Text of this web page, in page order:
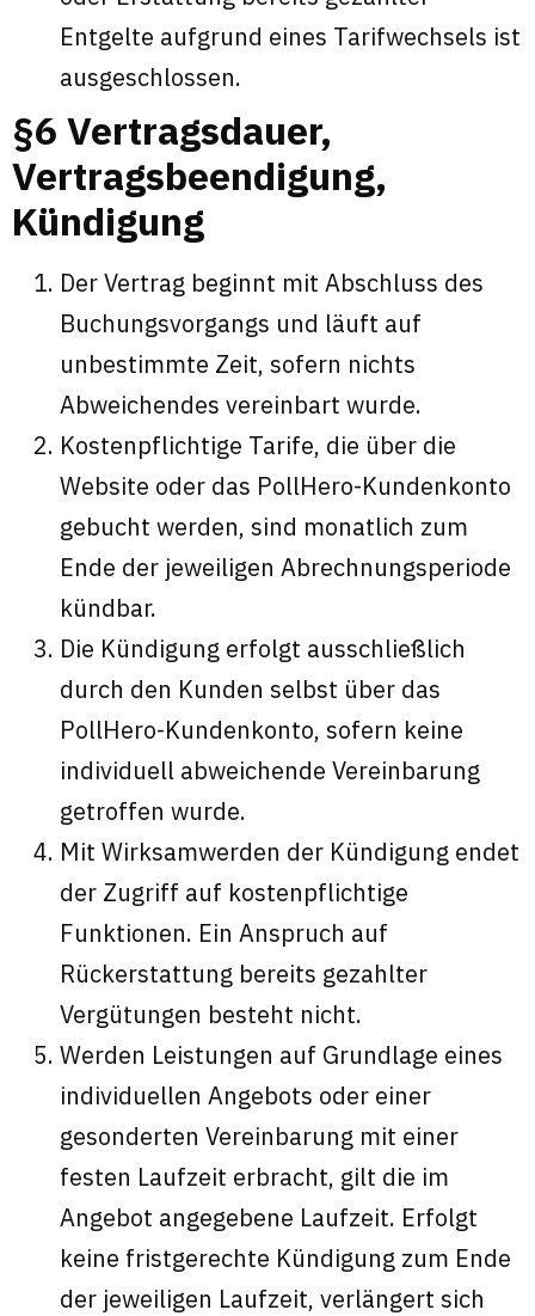
Entgelte aufgrund eines Tarifwechsels ist
ausgeschlossen.
§6 Vertragsdauer,
Vertragsbeendigung,
Kündigung
Der Vertrag beginnt mit Abschluss des
Buchungsvorgangs und läuft auf
unbestimmte Zeit, sofern nichts
Abweichendes vereinbart wurde.
Kostenpflichtige Tarife, die über die
Website oder das PollHero-Kundenkonto
gebucht werden, sind monatlich zum
Ende der jeweiligen Abrechnungsperiode
kündbar.
Die Kündigung erfolgt ausschließlich
durch den Kunden selbst über das
PollHero-Kundenkonto, sofern keine
individuell abweichende Vereinbarung
getroffen wurde.
Mit Wirksamwerden der Kündigung endet
der Zugriff auf kostenpflichtige
Funktionen. Ein Anspruch auf
Rückerstattung bereits gezahlter
Vergütungen besteht nicht.
Werden Leistungen auf Grundlage eines
individuellen Angebots oder einer
gesonderten Vereinbarung mit einer
festen Laufzeit erbracht, gilt die im
Angebot angegebene Laufzeit. Erfolgt
keine fristgerechte Kündigung zum Ende
der jeweiligen Laufzeit, verlängert sich